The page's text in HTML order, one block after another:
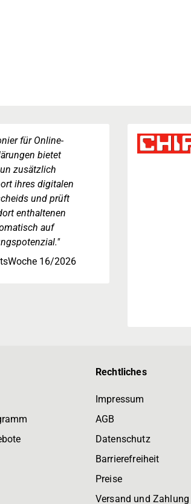
für Online-
bietet
zusätzlich
ihres digitalen
und prüft
enthaltenen
auf
16/2026
Rechtliches
Impressum
AGB
Datenschutz
Barrierefreiheit
Preise
Versand und Zahlung